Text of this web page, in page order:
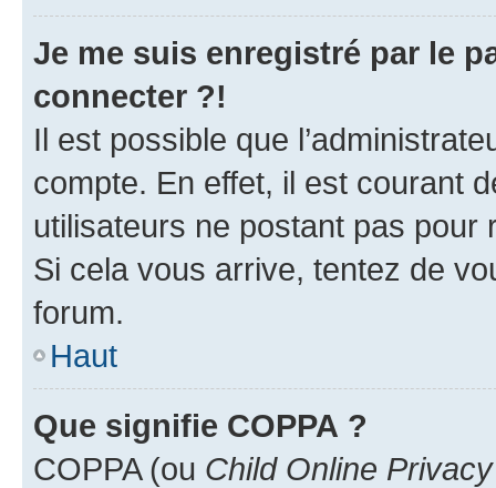
Je me suis enregistré par le
connecter ?!
Il est possible que
compte. En effet, il est courant
utilisateurs ne postant pas pour
Si cela vous arrive, tentez de
forum.
Haut
Que signifie COPPA ?
COPPA (ou Child Online